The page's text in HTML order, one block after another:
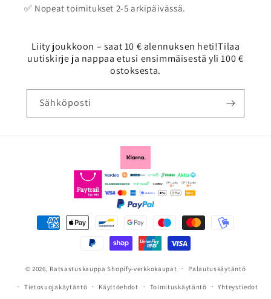
✅ Nopeat toimitukset 2-5 arkipäivässä.
Liity joukkoon – saat 10 € alennuksen heti!Tilaa
uutiskirje ja nappaa etusi ensimmäisestä yli 100 €
ostoksesta.
Sähköposti
Maksutavat
© 2026, Ratsastuskauppa Shopify-verkkokaupat Palautuskäytäntö
Tietosuojakäytäntö Käyttöehdot Toimituskäytäntö Yhteystiedot